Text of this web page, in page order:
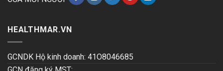
HEALTHMAR.VN
GCNDK Hộ kinh doanh: 41O8046685